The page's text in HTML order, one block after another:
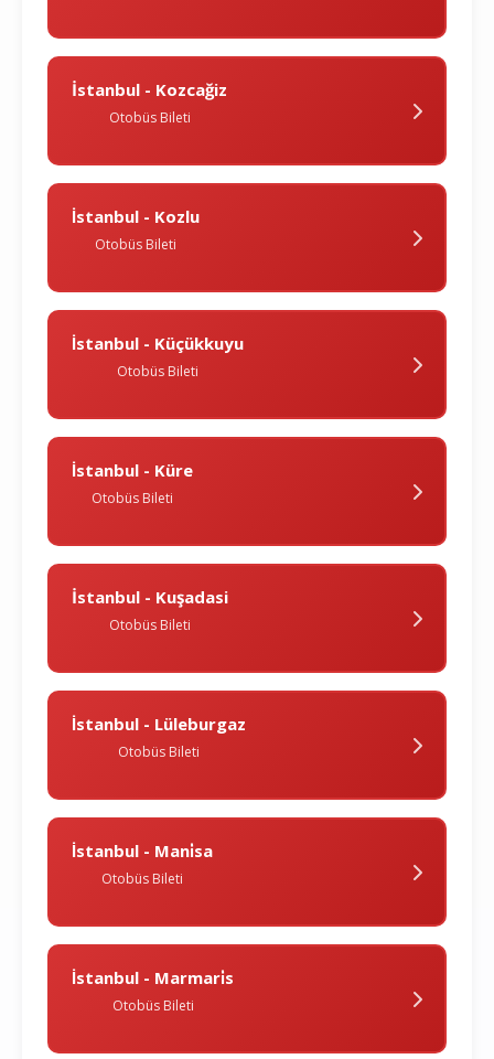
İstanbul - Kozcağiz
Otobüs Bileti
İstanbul - Kozlu
Otobüs Bileti
İstanbul - Küçükkuyu
Otobüs Bileti
İstanbul - Küre
Otobüs Bileti
İstanbul - Kuşadasi
Otobüs Bileti
İstanbul - Lüleburgaz
Otobüs Bileti
İstanbul - Mani̇sa
Otobüs Bileti
İstanbul - Marmari̇s
Otobüs Bileti